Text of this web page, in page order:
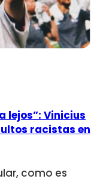
lejos”: Vinicius
racistas en
como es